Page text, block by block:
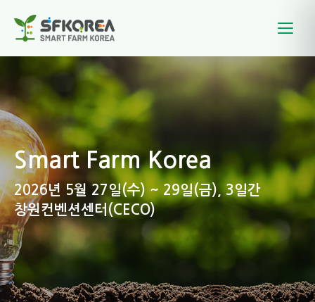
Smart Farm Korea
2026년 5월 27일(수) ~ 29일(금), 3일간
창원컨벤션센터(CECO)